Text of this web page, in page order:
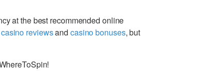
at the best recommended online
reviewsand casino bonuses, but